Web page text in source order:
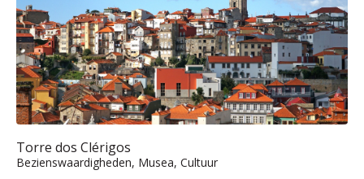
Torre dos Clérigos
Bezienswaardigheden, Musea, Cultuur